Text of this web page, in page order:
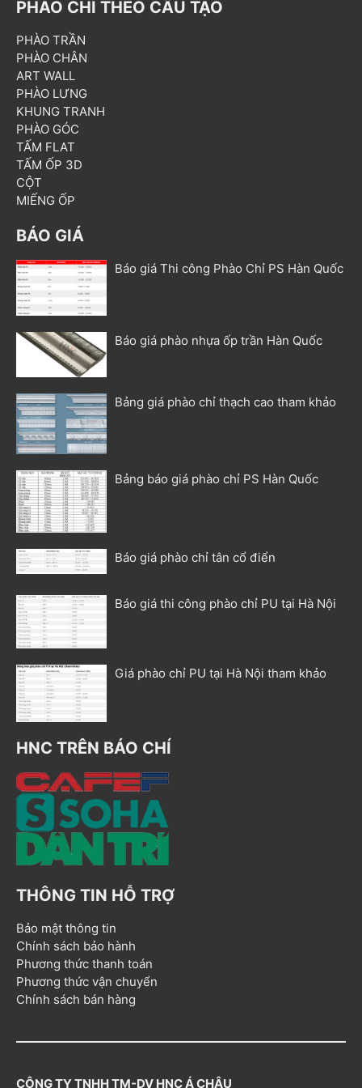
PHÀO CHỈ THEO CẤU TẠO
PHÀO TRẦN
PHÀO CHÂN
ART WALL
PHÀO LƯNG
KHUNG TRANH
PHÀO GÓC
TẤM FLAT
TẤM ỐP 3D
CỘT
MIẾNG ỐP
BÁO GIÁ
Báo giá Thi công Phào Chỉ PS Hàn Quốc
Báo giá phào nhựa ốp trần Hàn Quốc
Bảng giá phào chỉ thạch cao tham khảo
Bảng báo giá phào chỉ PS Hàn Quốc
Báo giá phào chỉ tân cổ điển
Báo giá thi công phào chỉ PU tại Hà Nội
Giá phào chỉ PU tại Hà Nội tham khảo
HNC TRÊN BÁO CHÍ
THÔNG TIN HỖ TRỢ
Bảo mật thông tin
Chính sách bảo hành
Phương thức thanh toán
Phương thức vận chuyển
Chính sách bán hàng
CÔNG TY TNHH TM-DV HNC Á CHÂU